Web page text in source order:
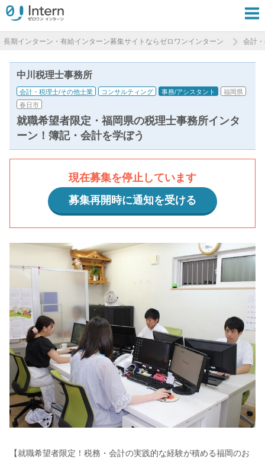
長期インターン・有給インターン募集サイトならゼロワンインターン 会計
中川税理士事務所
会計・税理士/その他士業 コンサルティング 事務/アシスタント
福岡県
春日市
就職希望者限定・福岡県の税理士事務所インタ
ーン！簿記・会計を学ぼう
現在募集を停止しています
募集再開時に通知を受ける
【就職希望者限定！税務・会計の実践的な経験が積める福岡のお